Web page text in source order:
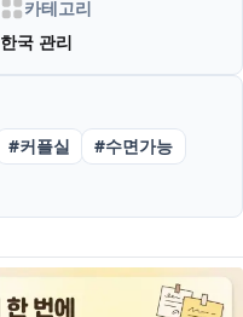
카테고리
한국 관리
#커플실 #수면가능